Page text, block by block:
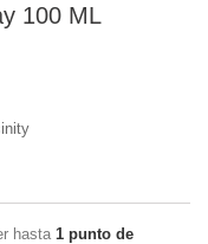
100 ML
hasta 1 punto de